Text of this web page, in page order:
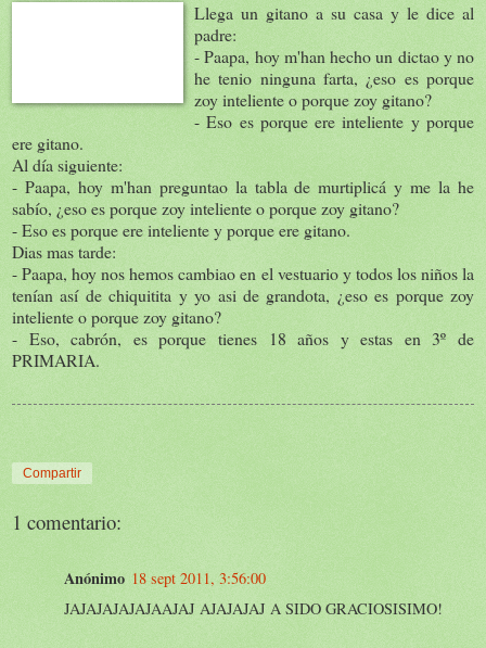
Llega un gitano a su casa y le dice al
padre:
- Paapa, hoy m'han hecho un dictao y no
he tenio ninguna farta, ¿eso es porque
zoy inteliente o porque zoy gitano?
- Eso es porque ere inteliente y porque
ere gitano.
Al día siguiente:
- Paapa, hoy m'han preguntao la tabla de murtiplicá y me la he
sabío, ¿eso es porque zoy inteliente o porque zoy gitano?
- Eso es porque ere inteliente y porque ere gitano.
Dias mas tarde:
- Paapa, hoy nos hemos cambiao en el vestuario y todos los niños la
tenían así de chiquitita y yo asi de grandota, ¿eso es porque zoy
inteliente o porque zoy gitano?
- Eso, cabrón, es porque tienes 18 años y estas en 3º de
PRIMARIA.
Compartir
1 comentario:
Anónimo 18 sept 2011, 3:56:00
JAJAJAJAJAJAAJAJ AJAJAJAJ A SIDO GRACIOSISIMO!